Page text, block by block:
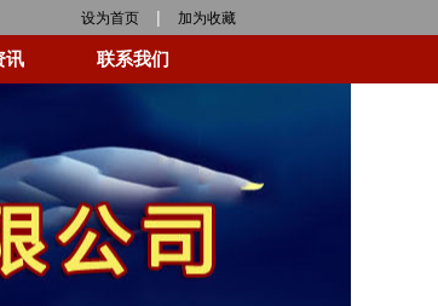
设为首页 | 加为收藏
讯 联系我们